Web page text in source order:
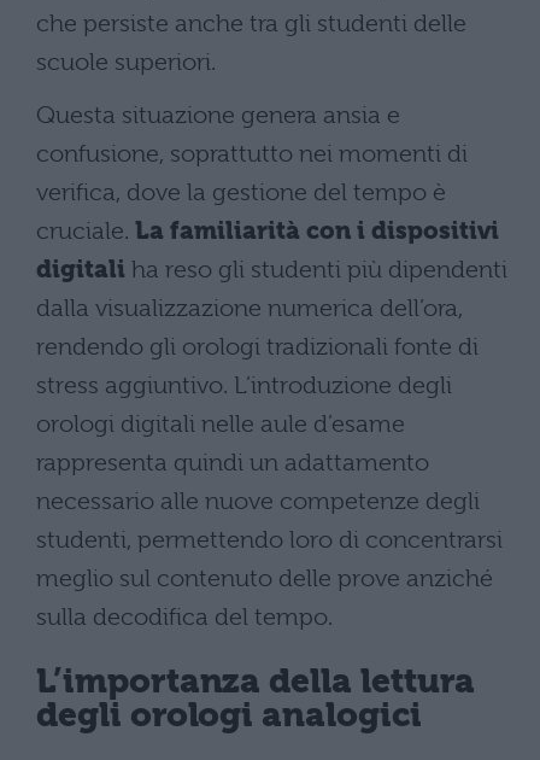
che persiste anche tra gli studenti delle
scuole superiori.
Questa situazione genera ansia e
confusione, soprattutto nei momenti di
verifica, dove la gestione del tempo è
cruciale. La familiarità con i dispositivi
digitali ha reso gli studenti più dipendenti
dalla visualizzazione numerica dell’ora,
rendendo gli orologi tradizionali fonte di
stress aggiuntivo. L’introduzione degli
orologi digitali nelle aule d’esame
rappresenta quindi un adattamento
necessario alle nuove competenze degli
studenti, permettendo loro di concentrarsi
meglio sul contenuto delle prove anziché
sulla decodifica del tempo.
L’importanza della lettura
degli orologi analogici